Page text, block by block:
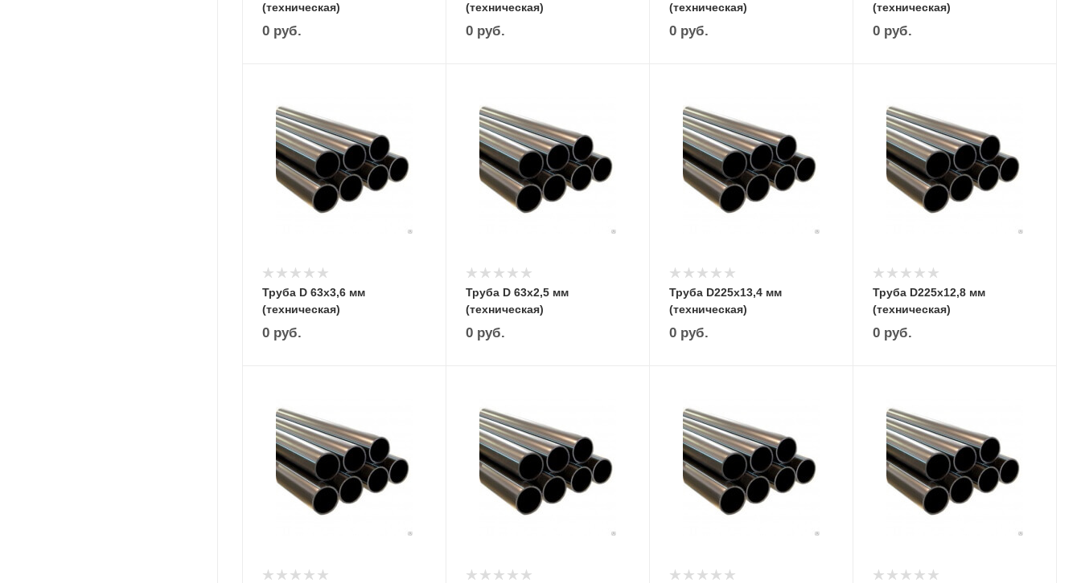
(техническая)
0 руб.
(техническая)
0 руб.
(техническая)
0 руб.
(техническая)
0 руб.
Труба D 63х3,6 мм
(техническая)
0 руб.
Труба D 63х2,5 мм
(техническая)
0 руб.
Труба D225х13,4 мм
(техническая)
0 руб.
Труба D225х12,8 мм
(техническая)
0 руб.